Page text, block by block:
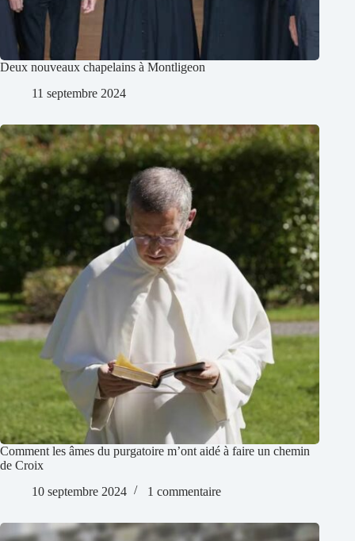
Deux nouveaux chapelains à Montligeon
11 septembre 2024
Comment les âmes du purgatoire m’ont aidé à faire un chemin
de Croix
10 septembre 2024
1 commentaire